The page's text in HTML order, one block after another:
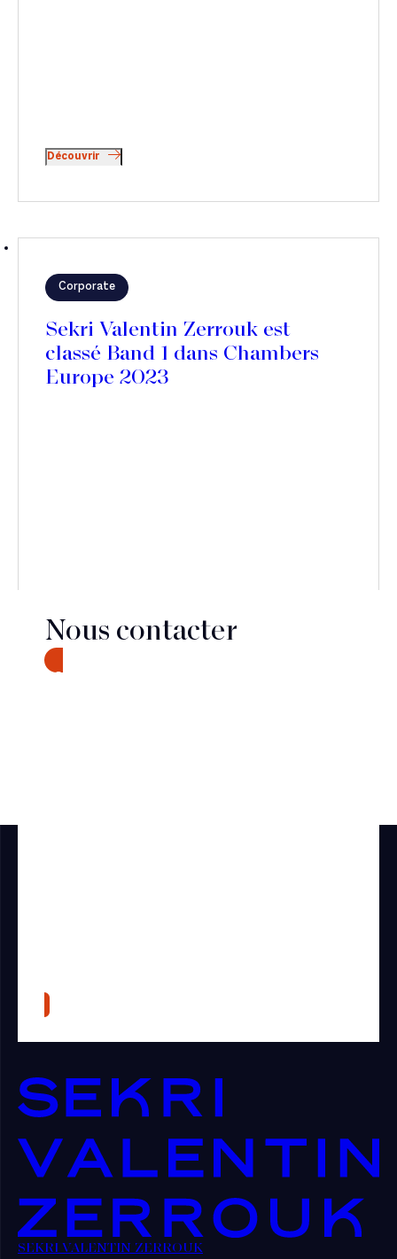
Découvrir
Corporate
Sekri Valentin Zerrouk est
classé Band 1 dans Chambers
Europe 2023
Nous contacter
SEKRI VALENTIN ZERROUK